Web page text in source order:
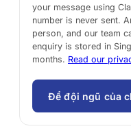
your message using
number is never sent.
person, and our team
enquiry is stored in
months. Read our
Để đội ngũ của